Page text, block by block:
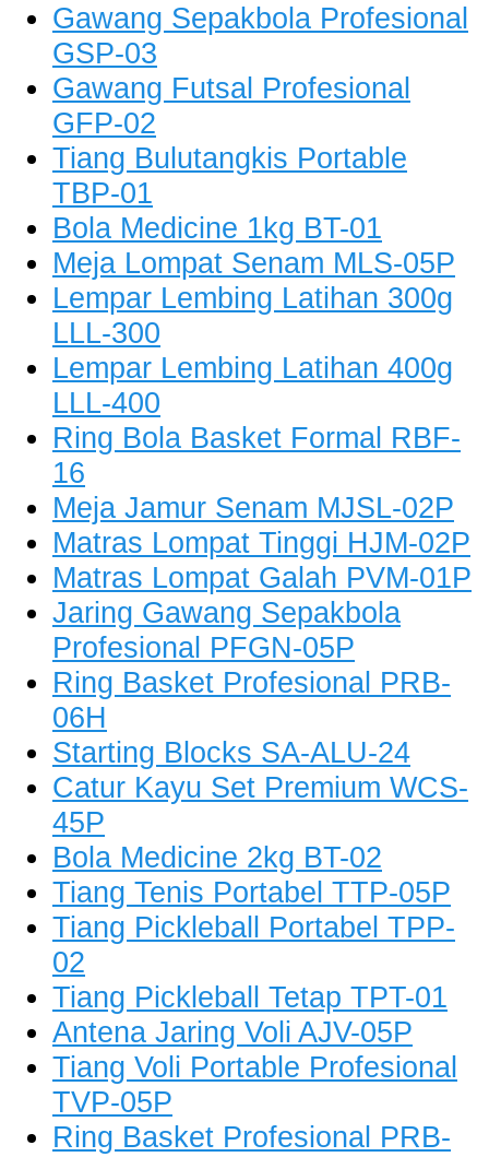
Gawang Sepakbola Profesional
GSP-03
Gawang Futsal Profesional
GFP-02
Tiang Bulutangkis Portable
TBP-01
Bola Medicine 1kg BT-01
Meja Lompat Senam MLS-05P
Lempar Lembing Latihan 300g
LLL-300
Lempar Lembing Latihan 400g
LLL-400
Ring Bola Basket Formal RBF-
16
Meja Jamur Senam MJSL-02P
Matras Lompat Tinggi HJM-02P
Matras Lompat Galah PVM-01P
Jaring Gawang Sepakbola
Profesional PFGN-05P
Ring Basket Profesional PRB-
06H
Starting Blocks SA-ALU-24
Catur Kayu Set Premium WCS-
45P
Bola Medicine 2kg BT-02
Tiang Tenis Portabel TTP-05P
Tiang Pickleball Portabel TPP-
02
Tiang Pickleball Tetap TPT-01
Antena Jaring Voli AJV-05P
Tiang Voli Portable Profesional
TVP-05P
Ring Basket Profesional PRB-